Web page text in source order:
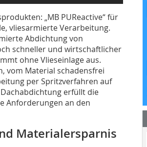
„MB PUReactive“ für
vliesarmierte Verarbeitung.
Abdichtung von
schneller und wirtschaftlicher
ohne Vlieseinlage aus.
vom Material schadensfrei
per Spritzverfahren auf
erfüllt die
Anforderungen an den
Materialersparnis